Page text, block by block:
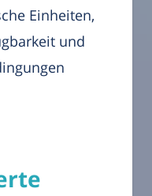
Einheiten,
und